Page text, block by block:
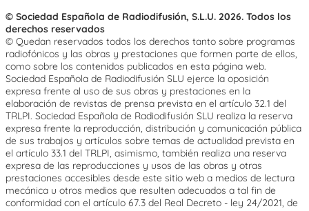
© Sociedad Española de Radiodifusión, S.L.U. 2026. Todos los
derechos reservados
© Quedan reservados todos los derechos tanto sobre programas
radiofónicos y las obras y prestaciones que formen parte de ellos,
como sobre los contenidos publicados en esta página web.
Sociedad Española de Radiodifusión SLU ejerce la oposición
expresa frente al uso de sus obras y prestaciones en la
elaboración de revistas de prensa prevista en el artículo 32.1 del
TRLPI. Sociedad Española de Radiodifusión SLU realiza la reserva
expresa frente la reproducción, distribución y comunicación pública
de sus trabajos y artículos sobre temas de actualidad prevista en
el artículo 33.1 del TRLPI, asimismo, también realiza una reserva
expresa de las reproducciones y usos de las obras y otras
prestaciones accesibles desde este sitio web a medios de lectura
mecánica u otros medios que resulten adecuados a tal fin de
conformidad con el artículo 67.3 del Real Decreto - ley 24/2021, de